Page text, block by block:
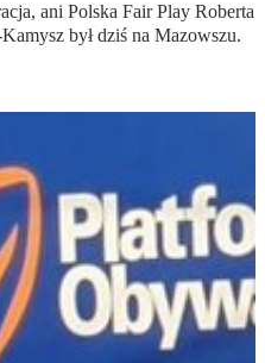
ani Polska Fair Play Roberta
był dziś na Mazowszu.